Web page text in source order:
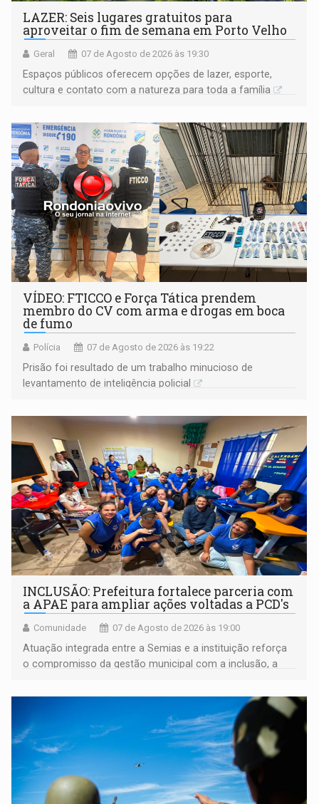
LAZER: Seis lugares gratuitos para
aproveitar o fim de semana em Porto Velho
Geral 07 de Agosto de 2026 às 19:30
Espaços públicos oferecem opções de lazer, esporte,
cultura e contato com a natureza para toda a família
VÍDEO: FTICCO e Força Tática prendem
membro do CV com arma e drogas em boca
de fumo
Polícia 07 de Agosto de 2026 às 19:22
Prisão foi resultado de um trabalho minucioso de
levantamento de inteligência policial
INCLUSÃO: Prefeitura fortalece parceria com
a APAE para ampliar ações voltadas a PCD's
Comunidade 07 de Agosto de 2026 às 19:00
Atuação integrada entre a Semias e a instituição reforça
o compromisso da gestão municipal com a inclusão, a